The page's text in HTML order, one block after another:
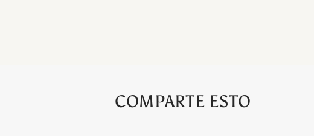
COMPARTE ESTO